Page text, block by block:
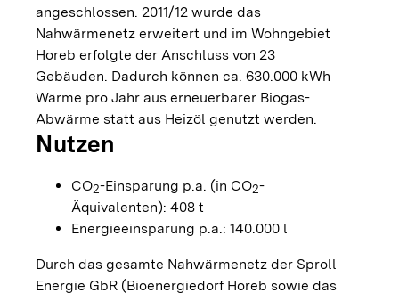
angeschlossen. 2011/12 wurde das
Nahwärmenetz erweitert und im Wohngebiet
Horeb erfolgte der Anschluss von 23
Gebäuden. Dadurch können ca. 630.000 kWh
Wärme pro Jahr aus erneuerbarer Biogas-
Abwärme statt aus Heizöl genutzt werden.
Nutzen
CO2-Einsparung p.a. (in CO2-
Äquivalenten): 408 t
Energieeinsparung p.a.: 140.000 l
Durch das gesamte Nahwärmenetz der Sproll
Energie GbR (Bioenergiedorf Horeb sowie das